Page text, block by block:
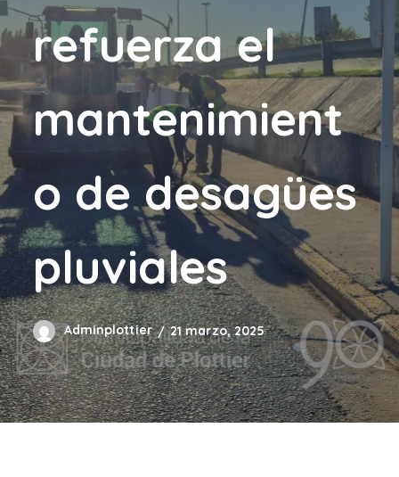
refuerza el
mantenimient
o de desagües
pluviales
Adminplottier 21 marzo, 2025